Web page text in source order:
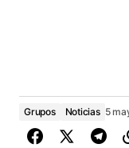
Grupos Noticias 5